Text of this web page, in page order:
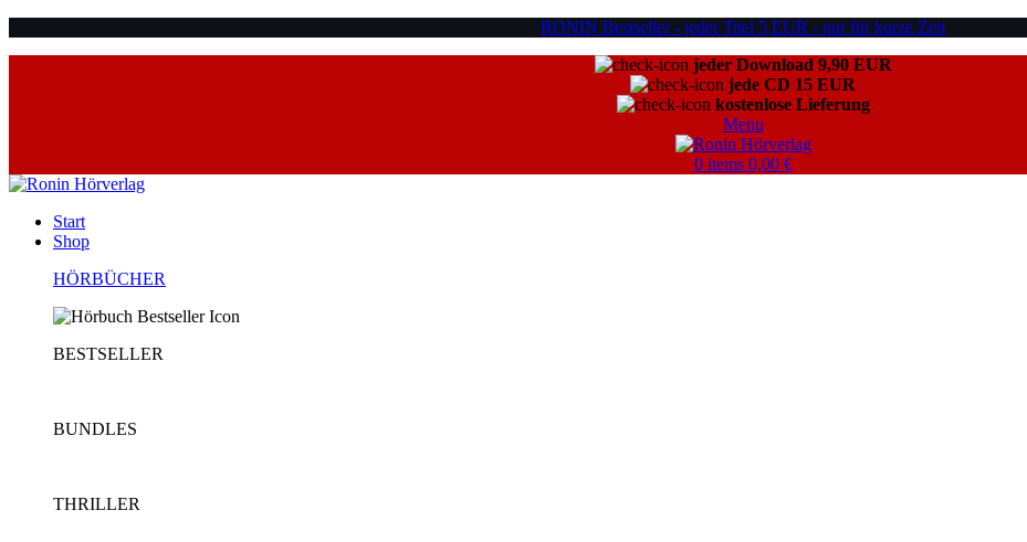
RONIN Bestseller - jeder Titel 5 EUR - nur für kurze Zeit
jeder Download 9,90 EUR
jede CD 15 EUR
kostenlose Lieferung
Menu
0 items 0,00 €
Start
Shop
HÖRBÜCHER
BESTSELLER
BUNDLES
THRILLER